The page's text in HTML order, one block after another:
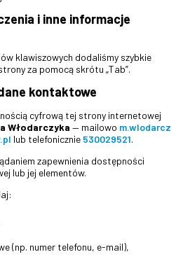
i inne informacje
klawiszowych dodaliśmy szybkie
za pomocą skrótu „Tab”.
kontaktowe
cyfrową tej strony internetowej
Włodarczyka — mailowo m.wlodarcz
lub telefonicznie 530029521.
zapewnienia dostępności
lub jej elementów.
(np. numer telefonu, e-mail),